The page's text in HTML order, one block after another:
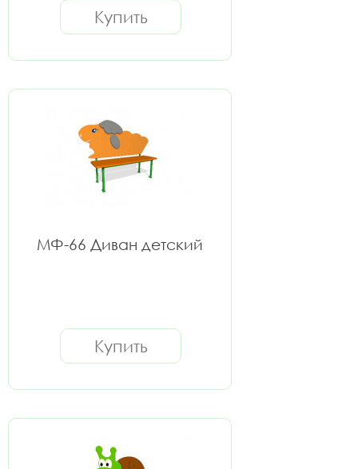
Купить
МФ-66 Диван детский
Купить